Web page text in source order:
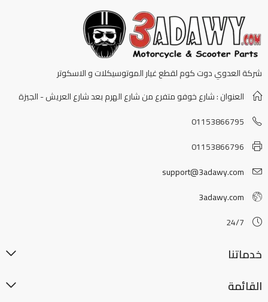
شركة العدوي دوت كوم لقطع غيار الموتوسيكلات و الاسكوتر
العنوان : شارع خوفو متفرع من شارع الهرم بعد شارع العريش - الجيزة
01153866795
01153866796
support@3adawy.com
3adawy.com
24/7
خدماتنا
القائمة